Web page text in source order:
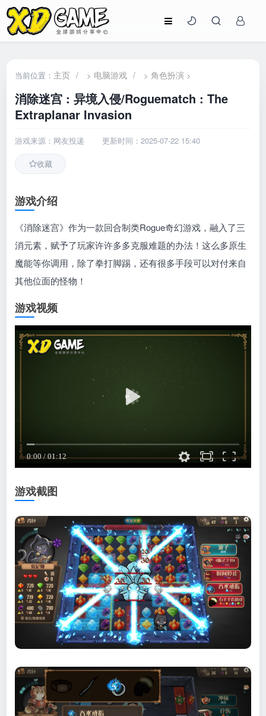
当前位置： 主页 / > 电脑游戏 / >角色扮演 >
消除迷宫 : 异境入侵/Roguematch : The
Extraplanar Invasion
游戏来源：网友投递 更新时间：2025-07-22 15:40
收藏
游戏介绍
《消除迷宫》作为一款回合制类Rogue奇幻游戏，融入了三
消元素，赋予了玩家许许多多克服难题的办法！这么多原生
魔能等你调用，除了拳打脚踢，还有很多手段可以对付来自
其他位面的怪物！
游戏视频
游戏截图